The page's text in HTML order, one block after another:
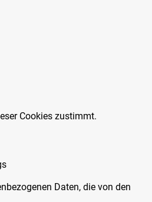
Cookies zustimmt.
Daten, die von den